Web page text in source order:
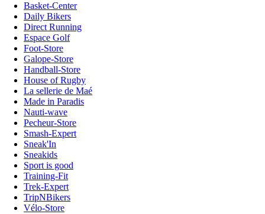
Basket-Center
Daily Bikers
Direct Running
Espace Golf
Foot-Store
Galope-Store
Handball-Store
House of Rugby
La sellerie de Maé
Made in Paradis
Nauti-wave
Pecheur-Store
Smash-Expert
Sneak'In
Sneakids
Sport is good
Training-Fit
Trek-Expert
TripNBikers
Vélo-Store